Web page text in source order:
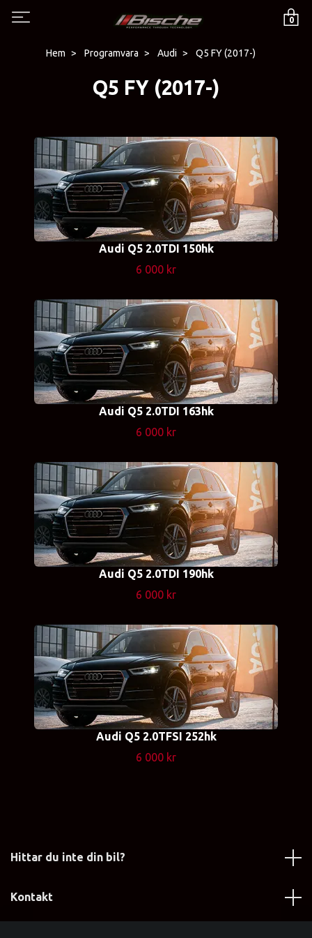
0
Hem Programvara Audi Q5 FY (2017-)
Q5 FY (2017-)
Audi Q5 2.0TDI 150hk
6 000 kr
Audi Q5 2.0TDI 163hk
6 000 kr
Audi Q5 2.0TDI 190hk
6 000 kr
Audi Q5 2.0TFSI 252hk
6 000 kr
Hittar du inte din bil?
Kontakt